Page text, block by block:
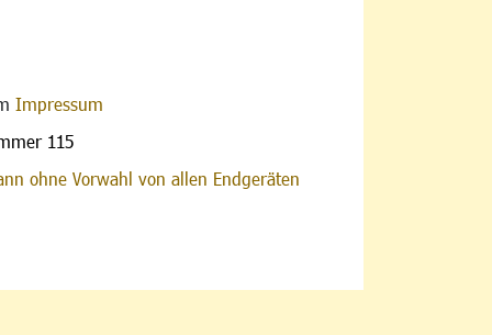
Impressum
115
ohne Vorwahl von allen Endgeräten